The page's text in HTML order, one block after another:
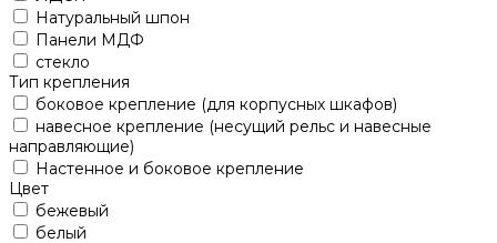
Натуральный шпон
Панели МДФ
стекло
Тип крепления
боковое крепление (для корпусных шкафов)
навесное крепление (несущий рельс и навесные
направляющие)
Настенное и боковое крепление
Цвет
бежевый
белый